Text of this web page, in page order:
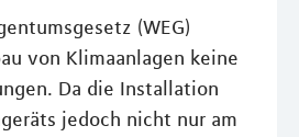
(WEG)
von Klimaanlagen keine
Da die Installation
jedoch nicht nur am